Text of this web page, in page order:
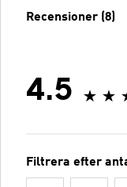
Recensioner (8)
4.5
Filtrera efter